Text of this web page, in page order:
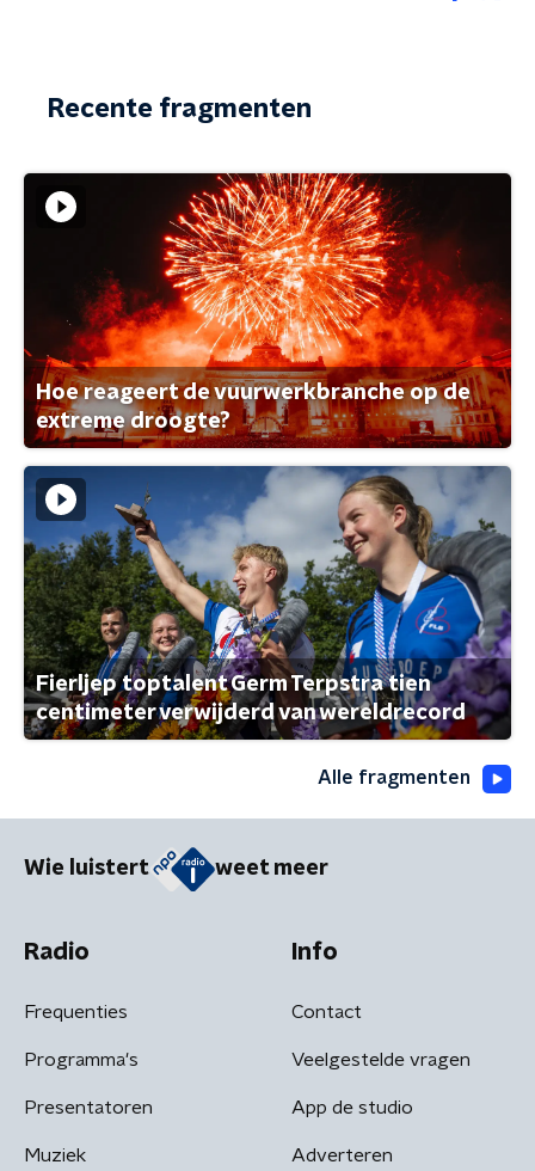
Recente fragmenten
Hoe reageert de vuurwerkbranche op de
extreme droogte?
Fierljep toptalent Germ Terpstra tien
centimeter verwijderd van wereldrecord
Alle fragmenten
Wie luistert weet meer
Radio
Frequenties
Programma's
Presentatoren
Muziek
Info
Contact
Veelgestelde vragen
App de studio
Adverteren